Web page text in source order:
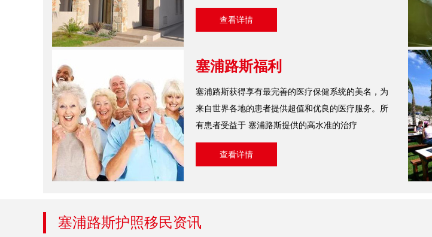
查看详情
塞浦路斯福利
塞浦路斯获得享有最完善的医疗保健系统的美名，为
来自世界各地的患者提供超值和优良的医疗服务。所
有患者受益于 塞浦路斯提供的高水准的治疗
查看详情
塞浦路斯护照移民资讯